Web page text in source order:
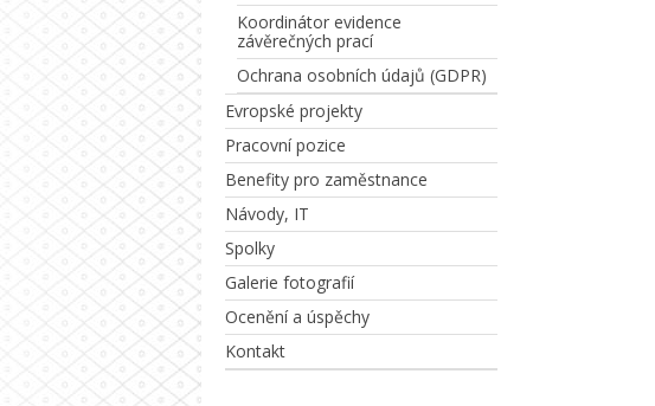
Koordinátor evidence
závěrečných prací
Ochrana osobních údajů (GDPR)
Evropské projekty
Pracovní pozice
Benefity pro zaměstnance
Návody, IT
Spolky
Galerie fotografií
Ocenění a úspěchy
Kontakt